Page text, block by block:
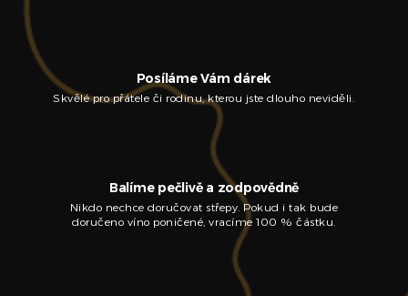
Posíláme Vám dárek
Skvělé pro přátele či rodinu, kterou jste dlouho neviděli.
Balíme pečlivě a zodpovědně
Nikdo nechce doručovat střepy. Pokud i tak bude
doručeno víno poničené, vracíme 100 % částku.